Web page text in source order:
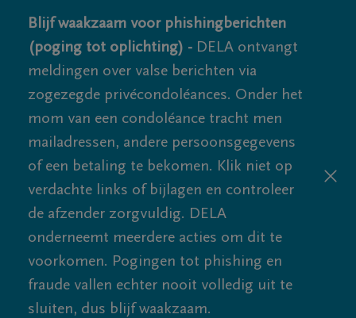
Blijf waakzaam voor phishingberichten
(poging tot oplichting) - DELA ontvangt
meldingen over valse berichten via
zogezegde privécondoléances. Onder het
mom van een condoléance tracht men
mailadressen, andere persoonsgegevens
of een betaling te bekomen. Klik niet op
verdachte links of bijlagen en controleer
de afzender zorgvuldig. DELA
onderneemt meerdere acties om dit te
voorkomen. Pogingen tot phishing en
fraude vallen echter nooit volledig uit te
sluiten, dus blijf waakzaam.